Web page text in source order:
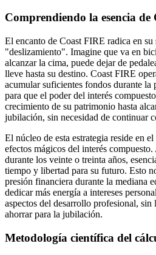
Comprendiendo la esencia de
El encanto de Coast FIRE radica en
"deslizamiento". Imagine que va en
alcanzar la cima, puede dejar de
lleve hasta su destino. Coast FIRE
acumular suficientes fondos durante la
para que el poder del interés
crecimiento de su patrimonio hasta
jubilación, sin necesidad de continuar
El núcleo de esta estrategia reside en
efectos mágicos del interés
durante los veinte o treinta años,
tiempo y libertad para su futuro. Esto
presión financiera durante la mediana
dedicar más energía a intereses
aspectos del desarrollo profesional, sin
ahorrar para la jubilación.
Metodología científica del